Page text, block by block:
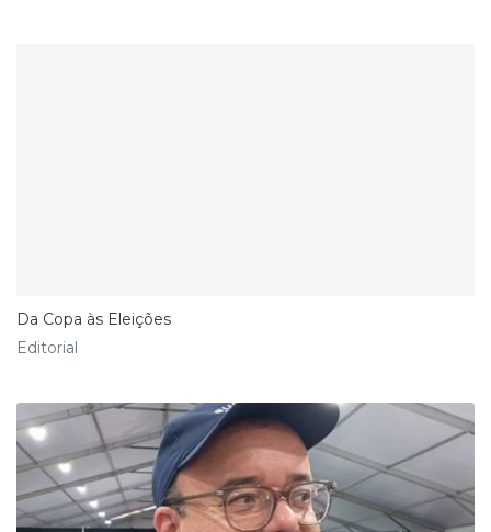
Da Copa às Eleições
Editorial